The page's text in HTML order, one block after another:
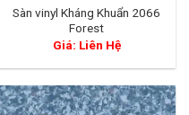
Sàn vinyl Kháng Khuẩn 2066
Forest
Giá: Liên Hệ